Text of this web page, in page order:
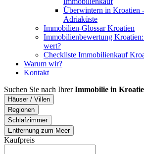
Überwintern in Kroatien
Adriaküste
Immobilien-Glossar Kroatien
Immobilienbewertung
wert?
Checkliste Immobilienkauf
Warum wir?
Kontakt
Suchen Sie nach IhrerImmobilie in
Häuser / Villen
Regionen
Schlafzimmer
Entfernung zum Meer
Kaufpreis